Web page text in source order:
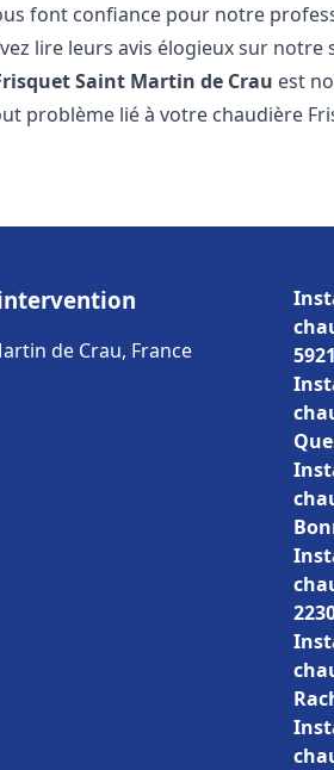
font confiance pour notre
lire leurs avis élogieux sur notre
Saint Martin de Crau est
problème lié à votre chaudière
de Crau, France